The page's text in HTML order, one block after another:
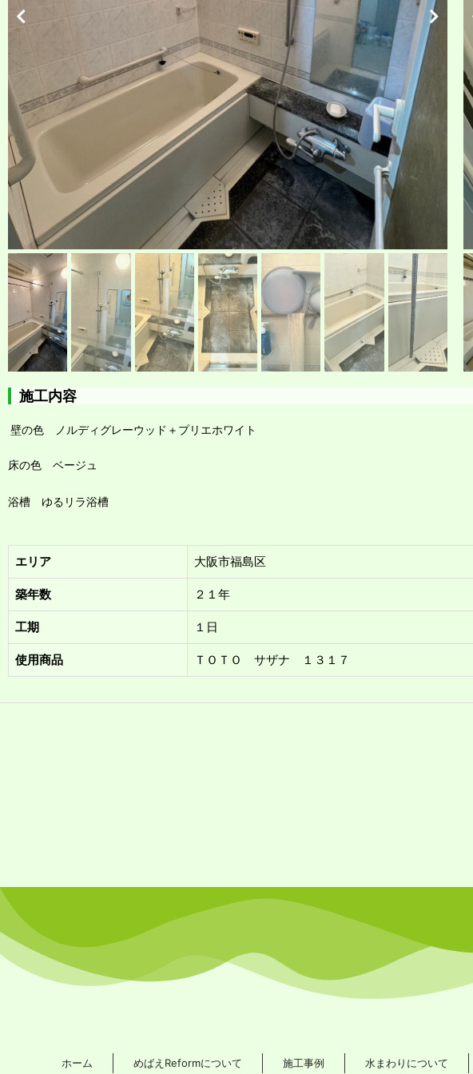
施工内容
壁の色 ノルディグレーウッド＋プリエホワイト
床の色 ベージュ
浴槽 ゆるリラ浴槽
エリア 大阪市福島区
築年数 ２１年
工期 １日
使用商品 ＴＯＴＯ サザナ １３１７
ホーム めばえReformについて 施工事例 水まわりについて